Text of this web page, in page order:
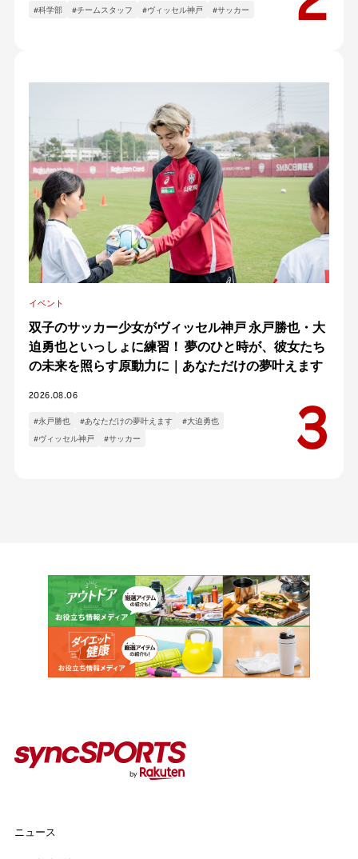
インタビュー
イベント
コラム
#バスケットボール
#トップアスリートの愛用品
#アスリートのセカンドキャリア
#科学部 #チームスタッフ #ヴィッセル神戸 #サッカー
イベント
双子のサッカー少女がヴィッセル神戸 永戸勝也・大
迫勇也といっしょに練習！ 夢のひと時が、彼女たち
の未来を照らす原動力に｜あなただけの夢叶えます
2026.08.06
#永戸勝也 #あなただけの夢叶えます
#大迫勇也
#ヴィッセル神戸
#サッカー
ニュース